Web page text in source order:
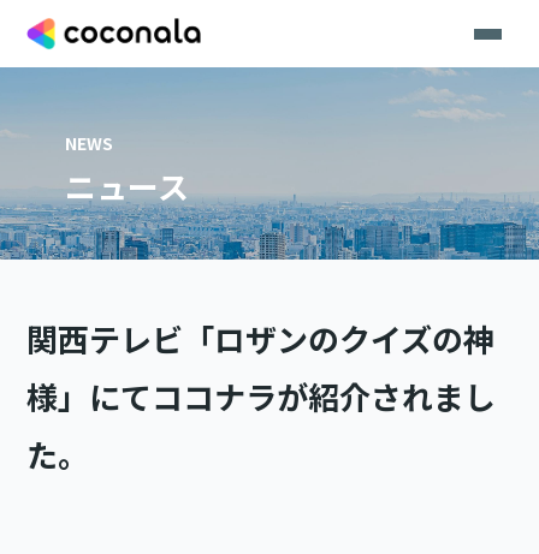
NEWS
ニュース
関西テレビ「ロザンのクイズの神
様」にてココナラが紹介されまし
た。